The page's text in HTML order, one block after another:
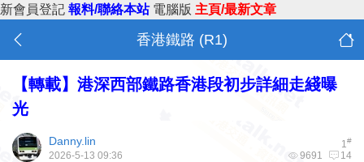
新會員登記 報料/聯絡本站 電腦版 主頁/最新文章
香港鐵路 (R1)
【轉載】港深西部鐵路香港段初步詳細走綫曝
光
1#
Danny.lin
9691 14
2026-5-13 09:36